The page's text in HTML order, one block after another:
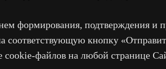
формирования, подтверждения и
соответствующую кнопку
cookie-файлов на любой странице